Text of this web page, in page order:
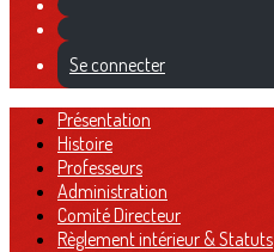
Se connecter
Présentation
Histoire
Professeurs
Administration
Comité Directeur
Règlement intérieur & Statuts